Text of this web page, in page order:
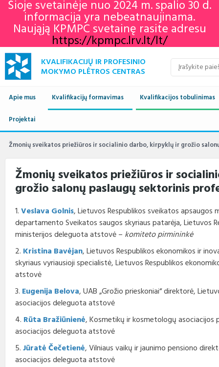
Šioje svetainėje nuo 2024 m. spalio 30 d.
informacija yra nebeatnaujinama.
Naująją KPMPC svetainę rasite adresu
https://kpmpc.lrv.lt/lt/
KVALIFIKACIJŲ IR PROFESINIO
MOKYMO PLĖTROS CENTRAS
Apie mus
Naujienos
KPMPC naujienlaiškių
archyvas
Apie mus Istorija
Nuostatai
Planavimo dokumentai
Viešieji pirkimai
Biudžeto vykdymo ataskaitų
rinkiniai
Konkursai
Struktūra ir kontaktai Klientų aptarnavimas
Struktūra
Direktorius
Vadovų darbotvarkės
Tarybos, komisijos ir
Paslaugos
Teisės aktai
Korupcijos prevencija
Nuorodos
Interneto svetainės atitikties
paraiška
Kvalifikacijų formavimas
Europos
LTKS ir EKS
Standartai Profesiniai
standartai
Informacija
Profesinio rengimo
standartai
Naudingos nuorodos
Terminų žodynas
Kvalifikacijos tobulinimas
Renginių kalendorius
renginius
Projektai
Vykdomi projektai
Žmonių sveikatos priežiūros ir socialinio darbo, kirpyklų ir grožio
Žmonių sveikatos priežiūros ir
grožio salonų paslaugų sektorinis
1.Veslava Golnis, Lietuvos Respublikos sveikatos apsaugos
departamento Sveikatos saugos skyriaus patarėja, Lietuvos
ministerijos deleguota atstovė – komiteto pirmininkė
2. Kristina Bavėjan, Lietuvos Respublikos ekonomikos ir
skyriaus vyriausioji specialistė, Lietuvos Respublikos
atstovė
3. Eugenija Belova, UAB „Grožio prieskoniai“ direktorė,
asociacijos deleguota atstovė
4. Rūta Bražiūnienė, Kosmetikų ir kosmetologų
asociacijos deleguota atstovė
5.Jūratė Čečetienė, Vilniaus vaikų ir jaunimo pensiono
asociacijos deleguota atstovė